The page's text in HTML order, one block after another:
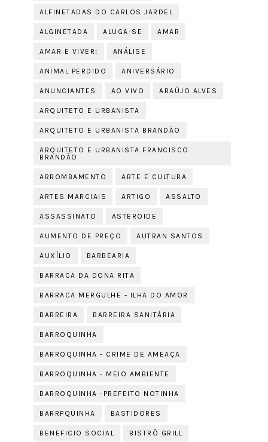
ALFINETADAS DO CARLOS JARDEL
ALGINETADA ALUGA-SE AMAR
AMAR E VIVER! ANÁLISE
ANIMAL PERDIDO ANIVERSÁRIO
ANUNCIANTES AO VIVO ARAÚJO ALVES
ARQUITETO E URBANISTA
ARQUITETO E URBANISTA BRANDÃO
ARQUITETO E URBANISTA FRANCISCO
BRANDÃO
ARROMBAMENTO ARTE E CULTURA
ARTES MARCIAIS ARTIGO ASSALTO
ASSASSINATO ASTEROIDE
AUMENTO DE PREÇO AUTRAN SANTOS
AUXÍLIO BARBEARIA
BARRACA DA DONA RITA
BARRACA MERGULHE - ILHA DO AMOR
BARREIRA BARREIRA SANITÁRIA
BARROQUINHA
BARROQUINHA - CRIME DE AMEAÇA
BARROQUINHA - MEIO AMBIENTE
BARROQUINHA -PREFEITO NOTINHA
BARRPQUINHA BASTIDORES
BENEFICIO SOCIAL BISTRÔ GRILL